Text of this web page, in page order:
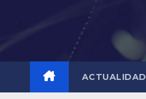
ACTUALIDAD